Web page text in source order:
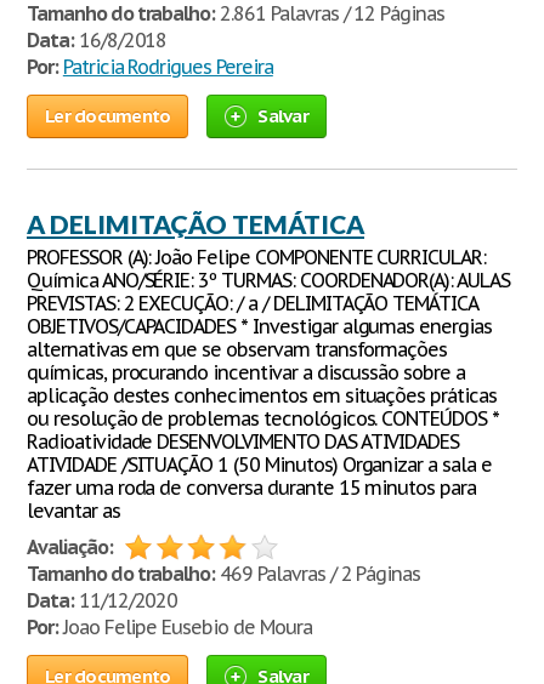
Tamanho do trabalho:2.861 Palavras / 12 Páginas
Data:16/8/2018
Por: Patricia Rodrigues Pereira
Ler documento Salvar
A DELIMITAÇÃO TEMÁTICA
PROFESSOR (A): João Felipe COMPONENTE CURRICULAR:
Química ANO/SÉRIE: 3º TURMAS: COORDENADOR(A): AULAS
PREVISTAS: 2 EXECUÇÃO: / a / DELIMITAÇÃO TEMÁTICA
OBJETIVOS/CAPACIDADES * Investigar algumas energias
alternativas em que se observam transformações
químicas, procurando incentivar a discussão sobre a
aplicação destes conhecimentos em situações práticas
ou resolução de problemas tecnológicos. CONTEÚDOS *
Radioatividade DESENVOLVIMENTO DAS ATIVIDADES
ATIVIDADE /SITUAÇÃO 1 (50 Minutos) Organizar a sala e
fazer uma roda de conversa durante 15 minutos para
levantar as
Avaliação:
Tamanho do trabalho:469 Palavras / 2 Páginas
Data:11/12/2020
Por:Joao Felipe Eusebio de Moura
Ler documento Salvar